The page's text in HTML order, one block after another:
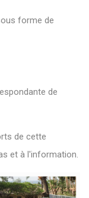
forme de
de
de cette
et à l'information.